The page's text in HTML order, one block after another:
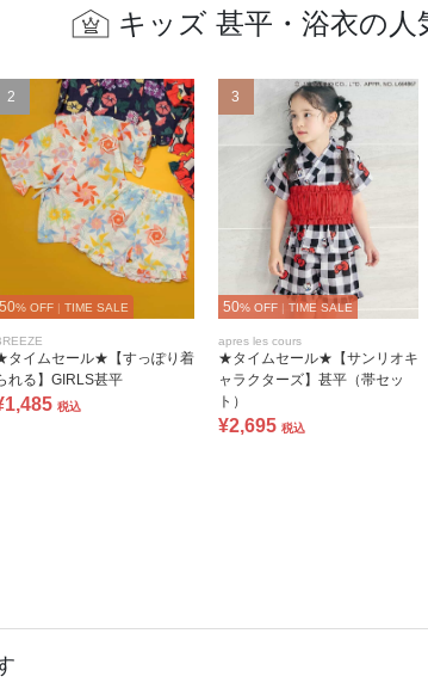
キッズ 甚平・浴衣の人
2
50% OFF | TIME SALE
タイムセール★【すっぽり着
れる】GIRLS甚平
税込
3
50% OFF | TIME SALE
apres les cours
★タイムセール★【サンリオキ
ャラクターズ】甚平（帯セッ
ト）
¥2,695 税込